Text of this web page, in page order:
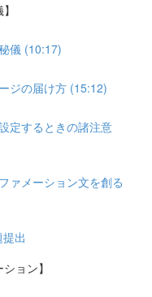
儀 (10:17)
ジの届け方 (15:12)
定するときの諸注意
ァメーション文を創る
出
ョン】